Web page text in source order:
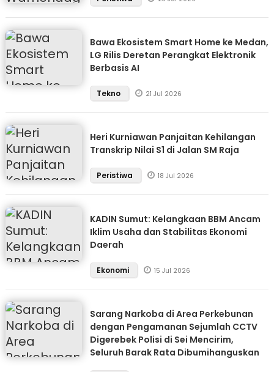
Bawa Ekosistem Smart Home ke Medan,
LG Rilis Deretan Perangkat Elektronik
Berbasis AI
Tekno 21 Jul 2026
Heri Kurniawan Panjaitan Kehilangan
Transkrip Nilai S1 di Jalan SM Raja
Peristiwa 18 Jul 2026
KADIN Sumut: Kelangkaan BBM Ancam
Iklim Usaha dan Stabilitas Ekonomi
Daerah
Ekonomi 15 Jul 2026
Sarang Narkoba di Area Perkebunan
dengan Pengamanan Sejumlah CCTV
Digerebek Polisi di Sei Mencirim,
Seluruh Barak Rata Dibumihanguskan